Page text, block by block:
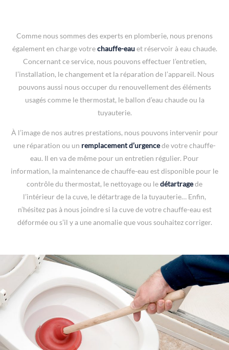
Comme nous sommes des experts en plomberie, nous prenons
également en charge votrechauffe-eauet réservoir à eau chaude.
Concernant ce service, nous pouvons effectuer l’entretien,
l’installation, le changement et la réparation de l’appareil. Nous
pouvons aussi nous occuper du renouvellement des éléments
usagés comme le thermostat, le ballon d’eau chaude ou la
tuyauterie.
À l’image de nos autres prestations, nous pouvons intervenir pour
une réparation ou un remplacement d’urgencede votre chauffe-
eau. Il en va de même pour un entretien régulier. Pour
information, la maintenance de chauffe-eau est disponible pour le
contrôle du thermostat, le nettoyage ou ledétartragede
l’intérieur de la cuve, le détartrage de la tuyauterie… Enfin,
n’hésitez pas à nous joindre si la cuve de votre chauffe-eau est
déformée ou s’il y a une anomalie que vous souhaitez corriger.